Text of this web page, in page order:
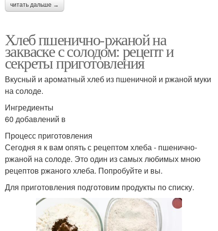
читать дальше →
Хлеб пшенично-ржаной на
закваске с солодом: рецепт и
секреты приготовления
Вкусный и ароматный хлеб из пшеничной и ржаной муки
на солоде.
Ингредиенты
60 добавлений в
Процесс приготовления
Сегодня я к вам опять с рецептом хлеба - пшенично-
ржаной на солоде. Это один из самых любимых мною
рецептов ржаного хлеба. Попробуйте и вы.
Для приготовления подготовим продукты по списку.